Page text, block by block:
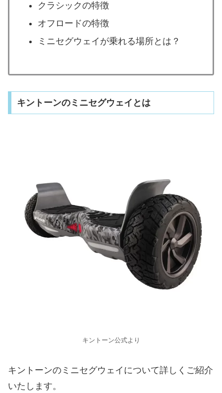
クラシックの特徴
オフロードの特徴
ミニセグウェイが乗れる場所とは？
キントーンのミニセグウェイとは
キントーン公式より
キントーンのミニセグウェイについて詳しくご紹介
いたします。